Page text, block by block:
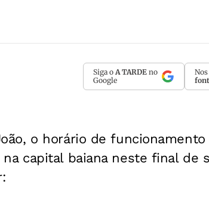
Siga o A TARDE no
Google
o horário de
capital baiana neste final de